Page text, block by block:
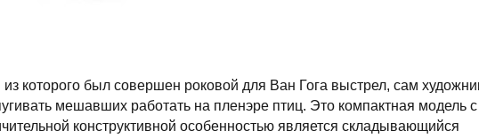
которого был совершен роковой для Ван Гога выстрел, сам
мешавших работать на пленэре птиц. Это компактная модель с
конструктивной особенностью является складывающийся